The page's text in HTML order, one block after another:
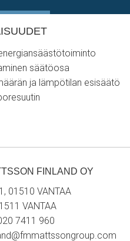
säätöosa
ja lämpötilan esisäätö
FINLAND OY
01510 VANTAA
VANTAA
7411 960